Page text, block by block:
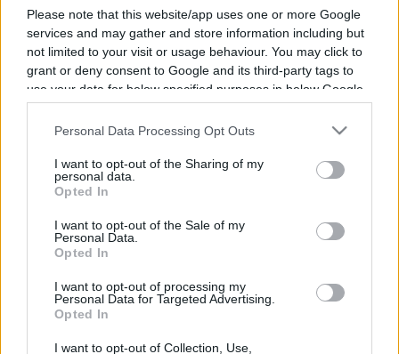
Please note that this website/app uses one or more Google
services and may gather and store information including but
not limited to your visit or usage behaviour. You may click to
grant or deny consent to Google and its third-party tags to
use your data for below specified purposes in below Google
consent section.
Personal Data Processing Opt Outs
I want to opt-out of the Sharing of my
personal data.
Opted In
I want to opt-out of the Sale of my
Personal Data.
Opted In
I want to opt-out of processing my
Personal Data for Targeted Advertising.
Opted In
I want to opt-out of Collection, Use,
Oumar Sy
La diffusion du combat de boxe entreAlonzo
MenifieldetOumar Syaura lieudimanche 15
juin 2025 à 04h00. Ce combat de boxe sera
Pour suivre l'actu Alonzo Menifield
, n'hésitez
pas à vous rendre chez notre partenaire
des meilleurs médias, et propose également les
classements, calendriers et résultats.